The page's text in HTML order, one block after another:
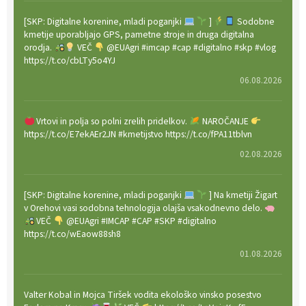
[SKP: Digitalne korenine, mladi poganjki ]
Sodobne
kmetije uporabljajo GPS, pametne stroje in druga digitalna
orodja.
VEČ
@EUAgri #imcap #cap #digitalno #skp #vlog
https://t.co/cbLTy5o4YJ
06.08.2026
Vrtovi in polja so polni zrelih pridelkov.
NAROČANJE
https://t.co/E7ekAEr2JN #kmetijstvo https://t.co/fPA11tblvn
02.08.2026
[SKP: Digitalne korenine, mladi poganjki
] Na kmetiji Žigart
v Orehovi vasi sodobna tehnologija olajša vsakodnevno delo.
VEČ
@EUAgri #IMCAP #CAP #SKP #digitalno
https://t.co/wEaow88sh8
01.08.2026
Valter Kobal in Mojca Tiršek vodita ekološko vinsko posestvo